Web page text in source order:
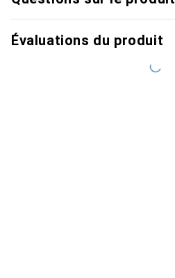
Évaluations du produit